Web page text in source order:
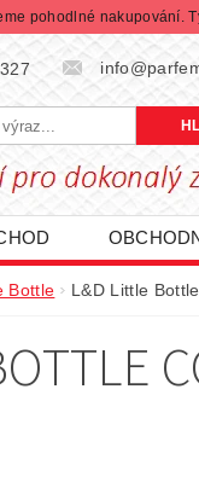
pohodlné nakupování.
Bottle L&D Little